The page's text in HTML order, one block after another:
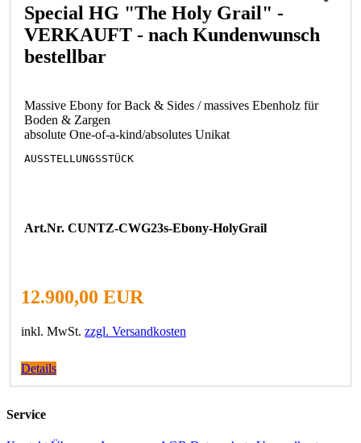
Special HG "The Holy Grail" -
VERKAUFT - nach Kundenwunsch
bestellbar
Massive Ebony for Back & Sides / massives Ebenholz für
Boden & Zargen
absolute One-of-a-kind/absolutes Unikat
AUSSTELLUNGSSTÜCK
Art.Nr. CUNTZ-CWG23s-Ebony-HolyGrail
12.900,00 EUR
inkl. MwSt. zzgl. Versandkosten
Details
Service